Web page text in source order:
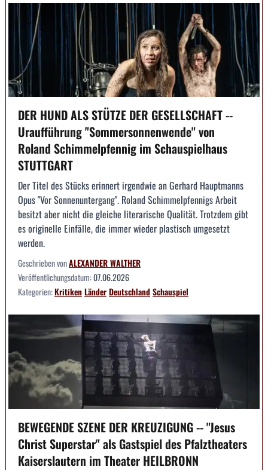
DER HUND ALS STÜTZE DER GESELLSCHAFT --
Uraufführung "Sommersonnenwende" von
Roland Schimmelpfennig im Schauspielhaus
STUTTGART
Der Titel des Stücks erinnert irgendwie an Gerhard Hauptmanns
Opus "Vor Sonnenuntergang". Roland Schimmelpfennigs Arbeit
besitzt aber nicht die gleiche literarische Qualität. Trotzdem gibt
es originelle Einfälle, die immer wieder plastisch umgesetzt
werden.
Geschrieben vonALEXANDER WALTHER
Veröffentlichungsdatum:07.06.2026
Kategorien:KritikenLänderDeutschlandSchauspiel
BEWEGENDE SZENE DER KREUZIGUNG -- "Jesus
Christ Superstar" als Gastspiel des Pfalztheaters
Kaiserslautern im Theater HEILBRONN